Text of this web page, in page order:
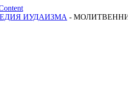
ИУДАИЗМА -